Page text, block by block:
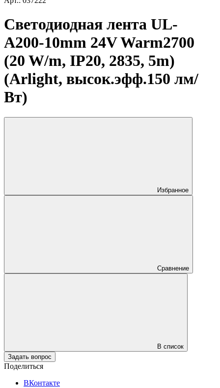
Светодиодная лента UL-
A200-10mm 24V Warm2700
(20 W/m, IP20, 2835, 5m)
(Arlight, высок.эфф.150 лм/
Вт)
Избранное
Сравнение
В список
Задать вопрос
Поделиться
ВКонтакте